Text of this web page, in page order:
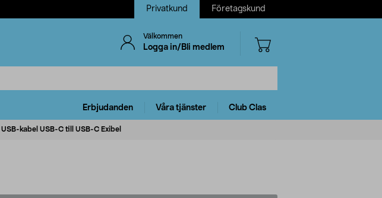
Privatkund Företagskund
Välkommen
Logga in/Bli medlem
Erbjudanden Våra tjänster Club Clas
USB-kabel USB-C till USB-C Exibel